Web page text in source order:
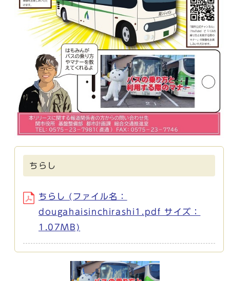
ちらし
ちらし (ファイル名：
dougahaisinchirashi1.pdf サイズ：
1.07MB)